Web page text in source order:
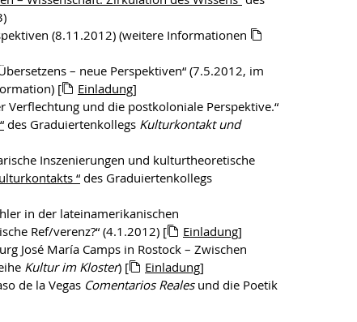
(8.11.2012) (weitere Informationen
– neue Perspektiven“ (7.5.2012, im
[
Einladung]
Verflechtung und die postkoloniale Perspektive.“
des Graduiertenkollegs Kulturkontakt und
Inszenierungen und kulturtheoretische
“des Graduiertenkollegs
in der lateinamerikanischen
Ref/verenz?“ (4.1.2012) [
Einladung]
José María Camps in Rostock – Zwischen
Kultur im Kloster) [ Einladung]
de la Vegas Comentarios Realesund die Poetik